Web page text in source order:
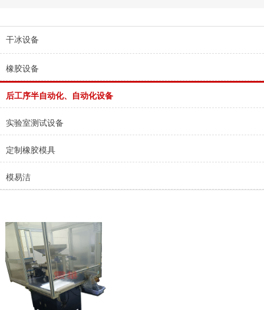
干冰设备
橡胶设备
后工序半自动化、自动化设备
实验室测试设备
定制橡胶模具
模易洁